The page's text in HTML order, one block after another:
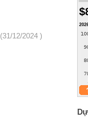
(31/12/2024 )